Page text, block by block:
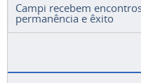
Campi recebem
permanência e êxito